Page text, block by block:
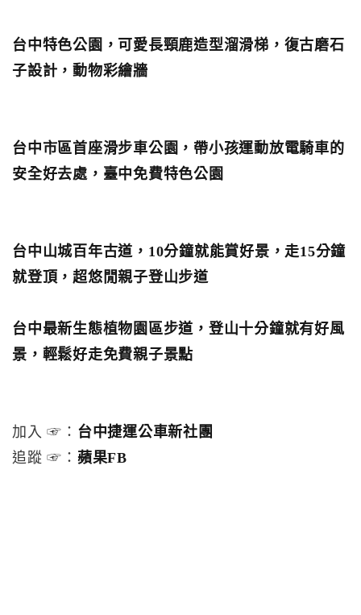
台中特色公園，可愛長頸鹿造型溜滑梯，復古磨石
子設計，動物彩繪牆
台中市區首座滑步車公園，帶小孩運動放電騎車的
安全好去處，臺中免費特色公園
台中山城百年古道，10分鐘就能賞好景，走15分鐘
就登頂，超悠閒親子登山步道
台中最新生態植物園區步道，登山十分鐘就有好風
景，輕鬆好走免費親子景點
加入 ☞： 台中捷運公車新社團
追蹤 ☞： 蘋果FB